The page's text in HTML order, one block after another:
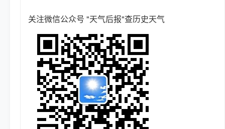
关注微信公众号 "天气后报"查历史天气